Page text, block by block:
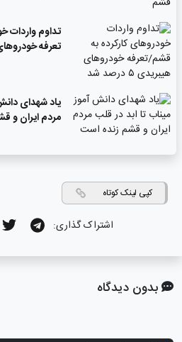
تداوم واردات
تعرفه خودروهای
یاد شهدای
مردم ایران و
کپی لینک کوتاه
اشتراک گذاری:
بدون دیدگاه